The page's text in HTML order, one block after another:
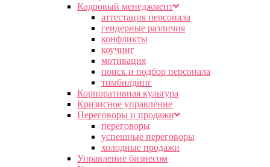
Кадровый менеджмент
аттестация персонала
гендерные различия
конфликты
коучинг
мотивация
поиск и подбор персонала
тимбилдинг
Корпоративная культура
Кризисное управление
Переговоры и продажи
переговоры
успешные переговоры
холодные продажи
Управление бизнесом